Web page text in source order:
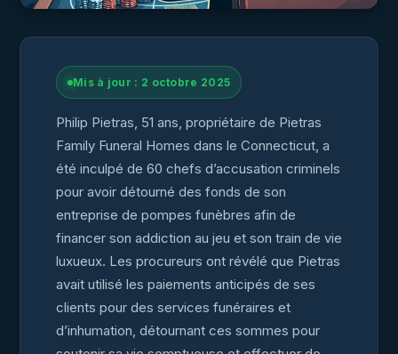
Mis à jour : 2 octobre 2025
Philip Pietras, 51 ans, propriétaire de Pietras
Family Funeral Homes dans le Connecticut, a
été inculpé de 60 chefs d’accusation criminels
pour avoir détourné des fonds de son
entreprise de pompes funèbres afin de
financer son addiction au jeu et son train de vie
luxueux. Les procureurs ont révélé que Pietras
avait utilisé les paiements anticipés de ses
clients pour des services funéraires et
d’inhumation, détournant ces sommes pour